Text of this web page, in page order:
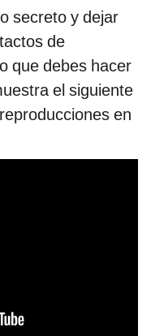
secreto y dejar
de
que debes hacer
el siguiente
en